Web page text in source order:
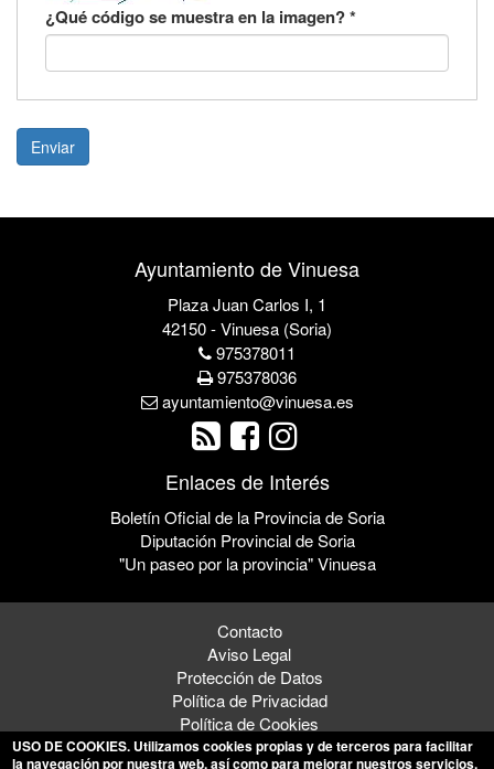
¿Qué código se muestra en la imagen?*
Enviar
Ayuntamiento de Vinuesa
Plaza Juan Carlos I, 1
42150 - Vinuesa (Soria)
975378011
975378036
ayuntamiento@vinuesa.es
Enlaces de Interés
Boletín Oficial de la Provincia de Soria
Diputación Provincial de Soria
"Un paseo por la provincia" Vinuesa
Contacto
Aviso Legal
Protección de Datos
Política de Privacidad
Política de Cookies
USO DE COOKIES. Utilizamos cookies propias y de terceros para facilitar
la navegación por nuestra web, así como para mejorar nuestros servicios.